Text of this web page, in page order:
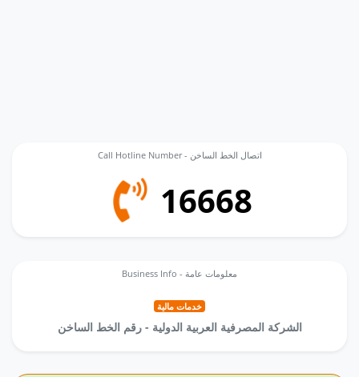
Call Hotline Number - اتصال الخط الساخن
16668
Business Info - معلومات عامة
خدمات مالية
الشركة المصرفية العربية الدولية - رقم الخط الساخن